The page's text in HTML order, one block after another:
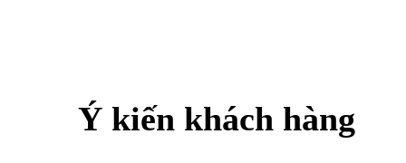
Ý kiến khách hàng